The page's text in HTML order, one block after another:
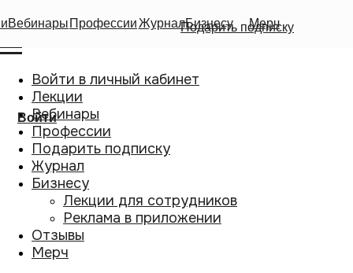
Вебинары Профессии Подарить подписку
ЖурналБизнесу Мерч
Войти
Войти в личный кабинет
Лекции
Вебинары
Профессии
Подарить подписку
Журнал
Бизнесу
Лекции для сотрудников
Реклама в приложении
Отзывы
Мерч